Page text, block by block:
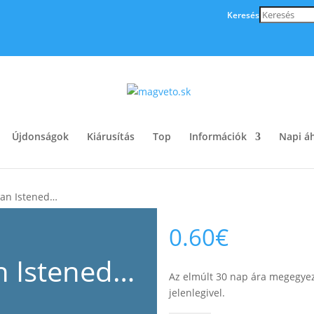
Keresés
Újdonságok Kiárusítás Top Információk Napi
Istened…
Istened…
0.60€
Az elmúlt 30 nap ára
jelenlegivel.